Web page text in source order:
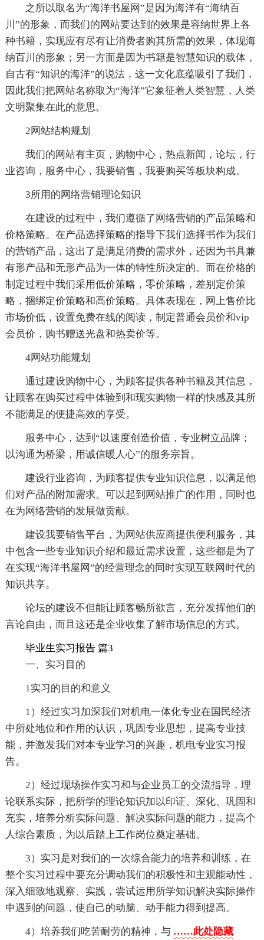
之所以取名为“海洋书屋网”是因为海洋有“海纳百
川”的形象，而我们的网站要达到的效果是容纳世界上各
种书籍，实现应有尽有让消费者购其所需的效果，体现海
纳百川的形象；另一方面是因为书籍是智慧知识的载体，
自古有“知识的海洋”的说法，这一文化底蕴吸引了我们，
因此我们把网站名称取为“海洋”它象征着人类智慧，人类
文明聚集在此的意思。
2网站结构规划
我们的网站有主页，购物中心，热点新闻，论坛，行
业咨询，服务中心，我要销售，我要购买等板块构成。
3所用的网络营销理论知识
在建设的过程中，我们遵循了网络营销的产品策略和
价格策略。在产品选择策略的指导下我们选择书作为我们
的营销产品，这出了是满足消费的需求外，还因为书具兼
有形产品和无形产品为一体的特性所决定的。而在价格的
制定过程中我们采用低价策略，零价策略，差别定价策
略，捆绑定价策略和高价策略。具体表现在，网上售价比
市场价低，设置免费在线的阅读，制定普通会员价和vip
会员价，购书赠送光盘和热卖价等。
4网站功能规划
通过建设购物中心，为顾客提供各种书籍及其信息，
让顾客在购买过程中体验到和现实购物一样的快感及其所
不能满足的便捷高效的享受。
服务中心，达到“以速度创造价值，专业树立品牌；
以沟通为桥梁，用诚信暖人心”的服务宗旨。
建设行业咨询，为顾客提供专业知识信息，以满足他
们对产品的附加需求。可以起到网站推广的作用，同时也
在为网络营销的发展做贡献。
建设我要销售平台，为网站供应商提供便利服务，其
中包含一些专业知识介绍和最近需求设置，这些都是为了
在实现“海洋书屋网”的经营理念的同时实现互联网时代的
知识共享。
论坛的建设不但能让顾客畅所欲言，充分发挥他们的
言论自由，而且这还是企业收集了解市场信息的方式。
毕业生实习报告 篇3
一、实习目的
1实习的目的和意义
1）经过实习加深我们对机电一体化专业在国民经济
中所处地位和作用的认识，巩固专业思想，提高专业技
能，并激发我们对本专业学习的兴趣，机电专业实习报
告。
2）经过现场操作实习和与企业员工的交流指导，理
论联系实际，把所学的理论知识加以印证、深化、巩固和
充实，培养分析实际问题、解决实际问题的能力，提高个
人综合素质，为以后踏上工作岗位奠定基础。
3）实习是对我们的一次综合能力的培养和训练，在
整个实习过程中要充分调动我们的积极性和主观能动性，
深入细致地观察、实践，尝试运用所学知识解决实际操作
中遇到的问题，使自己的动脑、动手能力得到提高。
4）培养我们吃苦耐劳的精神，与 ……此处隐藏